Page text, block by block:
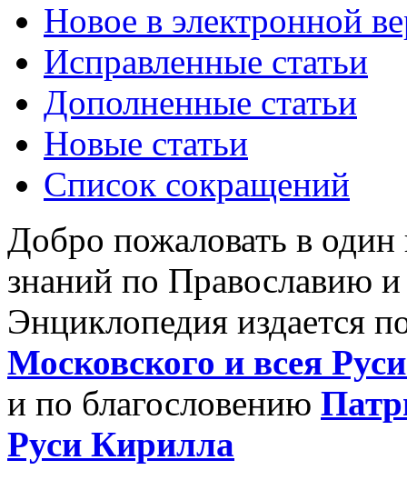
Новое в электронной
Исправленные статьи
Дополненные статьи
Новые статьи
Список сокращений
Добро пожаловать в
знаний по Православию
Энциклопедия издается
Московского и всея
и по благословению
Руси Кирилла